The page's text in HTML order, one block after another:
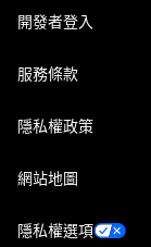
開發者登入
服務條款
隱私權政策
網站地圖
隱私權選項